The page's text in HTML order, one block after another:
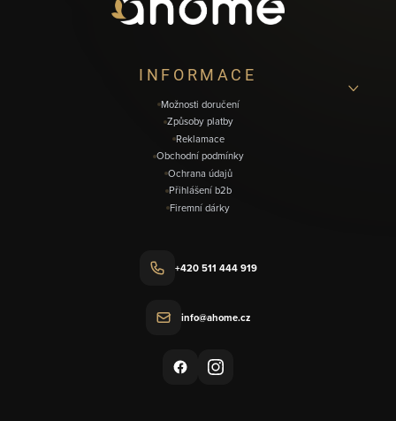
INFORMACE
Možnosti doručení
Způsoby platby
Reklamace
Obchodní podmínky
Ochrana údajů
Přihlášení b2b
Firemní dárky
+420 511 444 919
info@ahome.cz